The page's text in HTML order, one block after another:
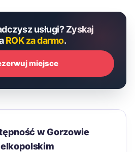
usługi? Zyskaj
ROK za darmo.
miejsce
w Gorzowie